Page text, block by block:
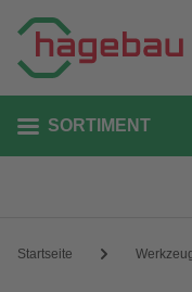
SORTIMENT
Startseite